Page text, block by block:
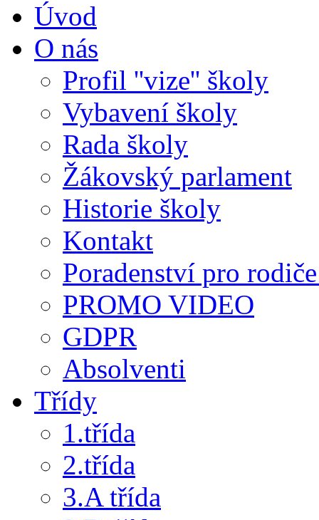
Úvod
O nás
Profil ''vize'' školy
Vybavení školy
Rada školy
Žákovský parlament
Historie školy
Kontakt
Poradenství pro
PROMO VIDEO
GDPR
Absolventi
Třídy
1.třída
2.třída
3.A třída